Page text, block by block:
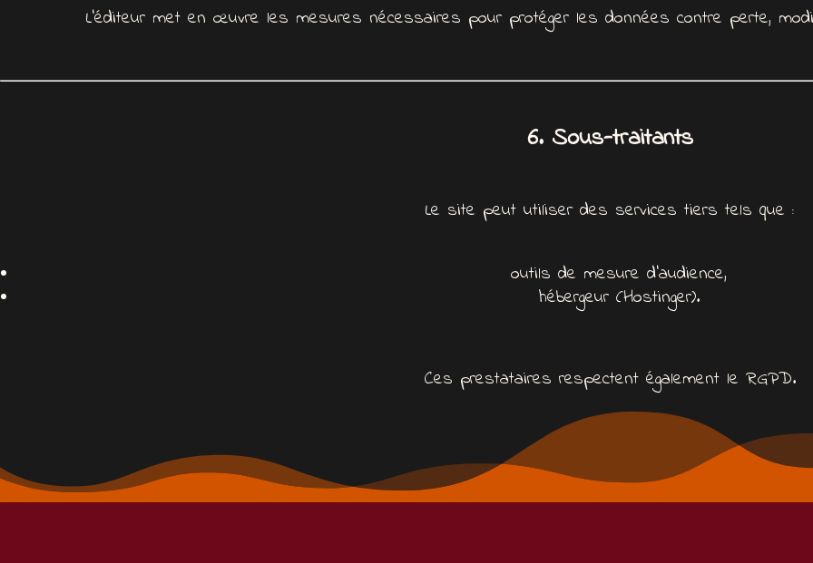
L’éditeur met en œuvre les mesures nécessaires pour protéger les données contre perte,
6. Sous-traitants
Le site peut utiliser des services tiers tels que :
outils de mesure d’audience,
hébergeur (Hostinger).
Ces prestataires respectent également le RGPD.